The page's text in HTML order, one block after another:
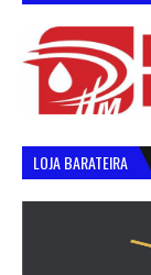
LOJA BARATEIRA